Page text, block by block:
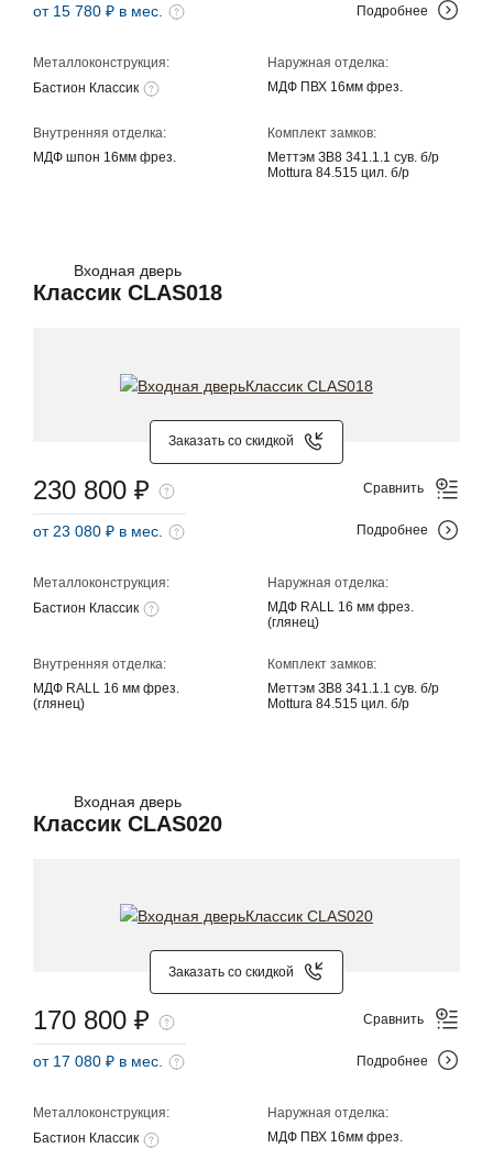
Металлоконструкция:
Бастион Классик
Наружная отделка:
МДФ ПВХ 16мм фрез.
Внутренняя отделка:
МДФ шпон 16мм фрез.
Комплект замков:
Меттэм ЗВ8 341.1.1 сув. б/р
Mottura 84.515 цил. б/р
от 15 780 ₽ в мес. Подробнее
Входная дверь
Классик CLAS018
Заказать со скидкой
Металлоконструкция:
Бастион Классик
Наружная отделка:
МДФ RALL 16 мм фрез.
(глянец)
Внутренняя отделка:
МДФ RALL 16 мм фрез.
(глянец)
Комплект замков:
Меттэм ЗВ8 341.1.1 сув. б/р
Mottura 84.515 цил. б/р
230 800 ₽
от 23 080 ₽ в мес.
Сравнить
Подробнее
Входная дверь
Классик CLAS020
Заказать со скидкой
Металлоконструкция:
Бастион Классик
Наружная отделка:
МДФ ПВХ 16мм фрез.
170 800 ₽
от 17 080 ₽ в мес.
Сравнить
Подробнее